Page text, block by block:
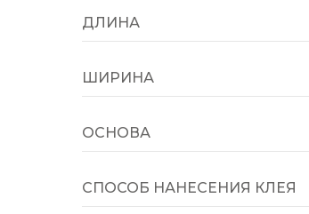
ДЛИНА
ШИРИНА
ОСНОВА
СПОСОБ НАНЕСЕНИЯ КЛЕЯ